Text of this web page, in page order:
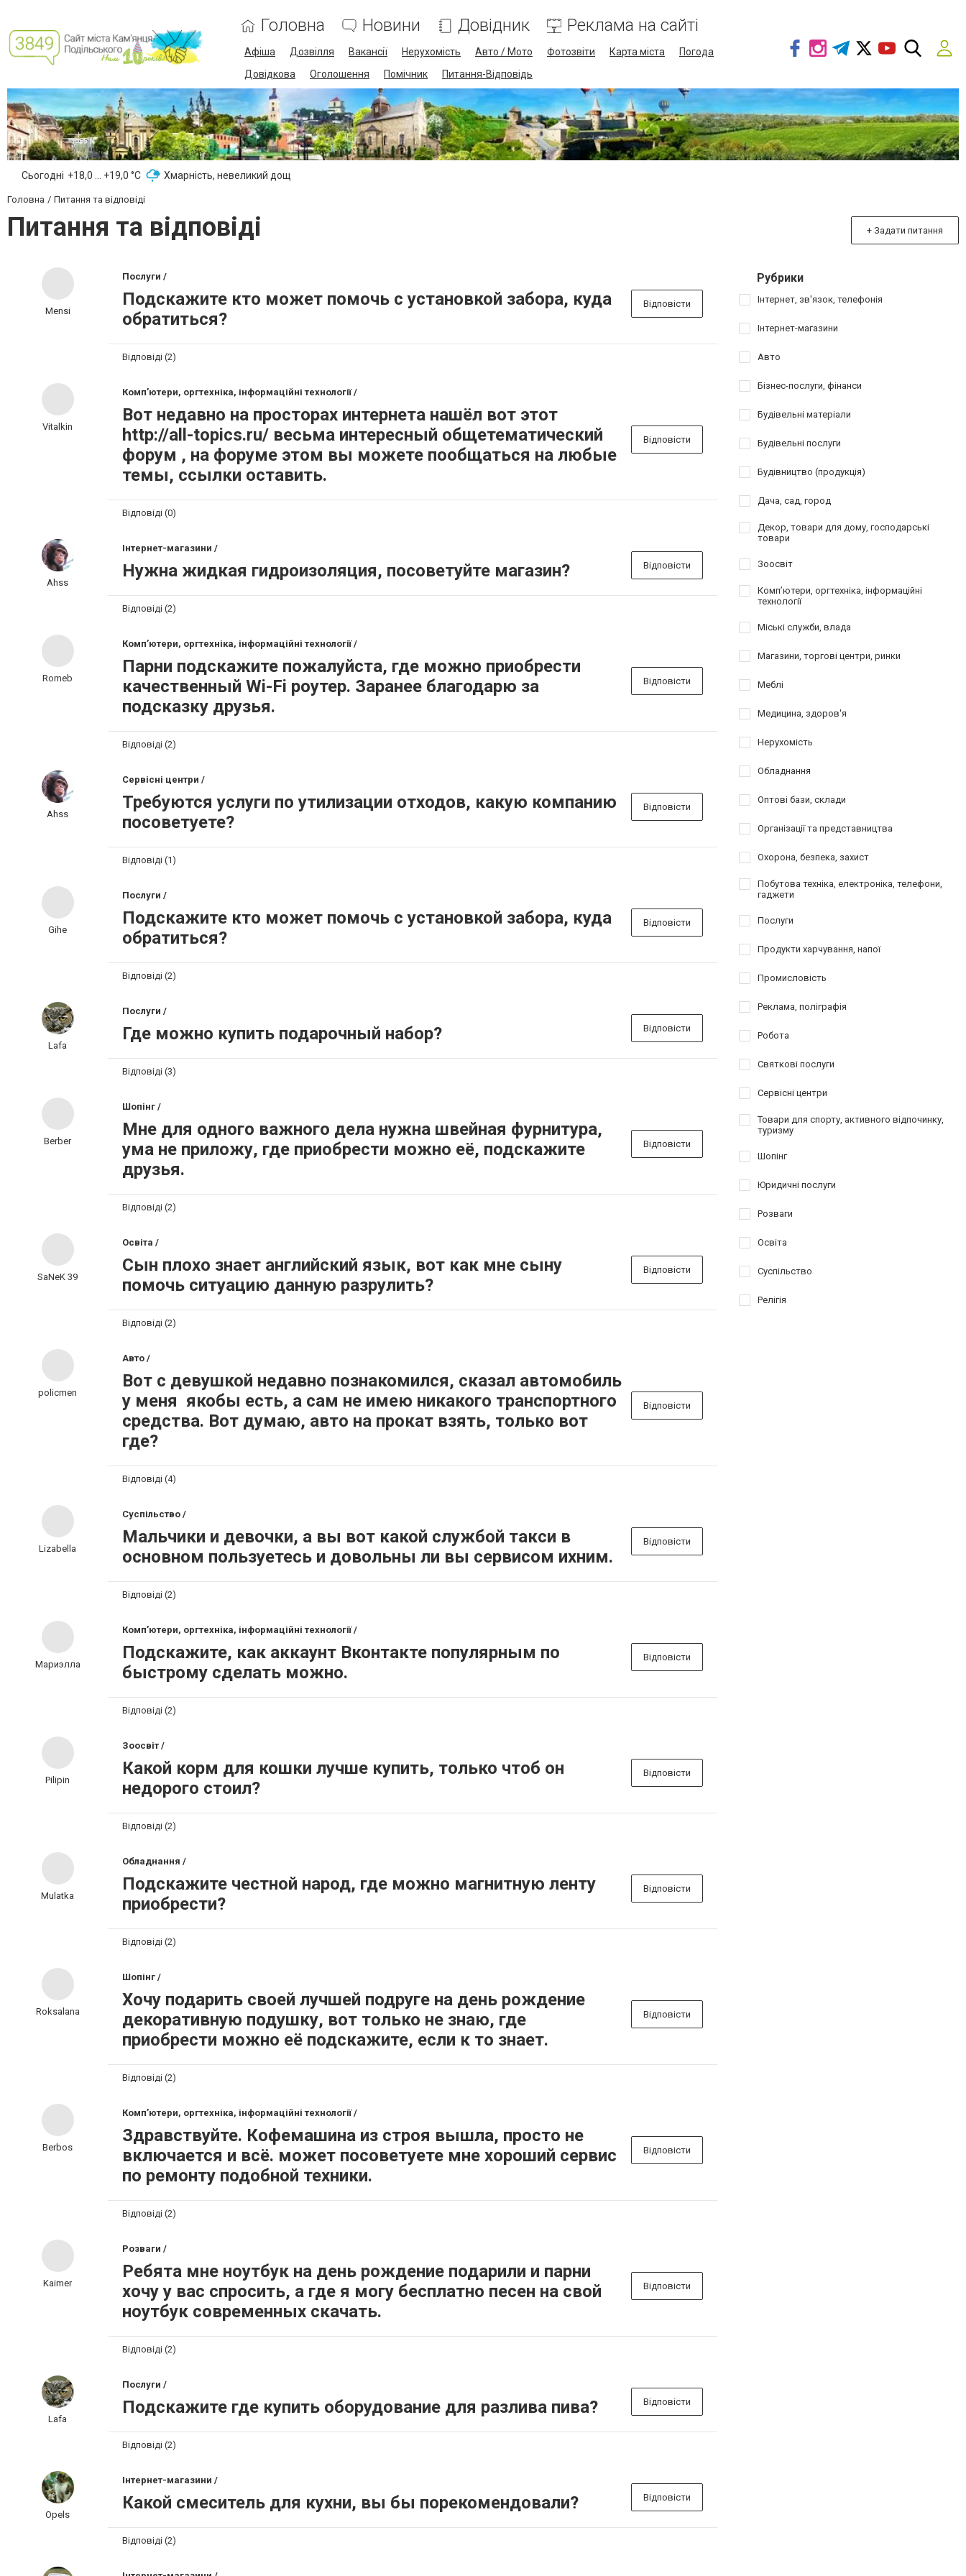
Головна Новини Довідник Реклама на сайті
Афіша Дозвілля Вакансії Нерухомість Авто / Мото Фотозвіти Карта міста
Погода
Довідкова
Оголошення Помічник Питання-Відповідь
Сьогодні +18,0 ... +19,0 °С Хмарність, невеликий дощ
Головна Питання та відповіді
Питання та відповіді + Задати питання
Mensi
Послуги /
Подскажите кто может помочь с установкой забора, куда
обратиться?
Відповісти
Відповіді (2)
Vitalkin
Комп’ютери, оргтехніка, інформаційні технології /
Вот недавно на просторах интернета нашёл вот этот
http://all-topics.ru/ весьма интересный общетематический
форум , на форуме этом вы можете пообщаться на любые
темы, ссылки оставить.
Відповісти
Відповіді (0)
Ahss
Інтернет-магазини /
Нужна жидкая гидроизоляция, посоветуйте магазин? Відповісти
Відповіді (2)
Romeb
Комп’ютери, оргтехніка, інформаційні технології /
Парни подскажите пожалуйста, где можно приобрести
качественный Wi-Fi роутер. Заранее благодарю за
подсказку друзья.
Відповісти
Відповіді (2)
Ahss
Сервісні центри /
Требуются услуги по утилизации отходов, какую компанию
посоветуете?
Відповісти
Відповіді (1)
Gihe
Послуги /
Подскажите кто может помочь с установкой забора, куда
обратиться?
Відповісти
Відповіді (2)
Lafa
Послуги /
Где можно купить подарочный набор? Відповісти
Відповіді (3)
Berber
Шопінг /
Мне для одного важного дела нужна швейная фурнитура,
ума не приложу, где приобрести можно её, подскажите
друзья.
Відповісти
Відповіді (2)
SaNeK 39
Освіта /
Сын плохо знает английский язык, вот как мне сыну
помочь ситуацию данную разрулить?
Відповісти
Відповіді (2)
policmen
Авто /
Вот с девушкой недавно познакомился, сказал автомобиль
у меня якобы есть, а сам не имею никакого транспортного
средства. Вот думаю, авто на прокат взять, только вот
где?
Відповісти
Відповіді (4)
Lizabella
Суспільство /
Мальчики и девочки, а вы вот какой службой такси в
основном пользуетесь и довольны ли вы сервисом ихним.
Відповісти
Відповіді (2)
Мариэлла
Комп’ютери, оргтехніка, інформаційні технології /
Подскажите, как аккаунт Вконтакте популярным по
быстрому сделать можно.
Відповісти
Відповіді (2)
Pilipin
Зоосвіт /
Какой корм для кошки лучше купить, только чтоб он
недорого стоил?
Відповісти
Відповіді (2)
Mulatka
Обладнання /
Подскажите честной народ, где можно магнитную ленту
приобрести?
Відповісти
Відповіді (2)
Roksalana
Шопінг /
Хочу подарить своей лучшей подруге на день рождение
декоративную подушку, вот только не знаю, где
приобрести можно её подскажите, если к то знает.
Відповісти
Відповіді (2)
Berbos
Комп’ютери, оргтехніка, інформаційні технології /
Здравствуйте. Кофемашина из строя вышла, просто не
включается и всё. может посоветуете мне хороший сервис
по ремонту подобной техники.
Відповісти
Відповіді (2)
Kaimer
Розваги /
Ребята мне ноутбук на день рождение подарили и парни
хочу у вас спросить, а где я могу бесплатно песен на свой
ноутбук современных скачать.
Відповісти
Відповіді (2)
Lafa
Послуги /
Подскажите где купить оборудование для разлива пива? Відповісти
Відповіді (2)
Opels
Інтернет-магазини /
Какой смеситель для кухни, вы бы порекомендовали? Відповісти
Відповіді (2)
Рубрики
Інтернет, зв'язок, телефонія
Інтернет-магазини
Авто
Бізнес-послуги, фінанси
Будівельні матеріали
Будівельні послуги
Будівництво (продукція)
Дача, сад, город
Декор, товари для дому, господарські
товари
Зоосвіт
Комп’ютери, оргтехніка, інформаційні
технології
Міські служби, влада
Магазини, торгові центри, ринки
Меблі
Медицина, здоров'я
Нерухомість
Обладнання
Оптові бази, склади
Організації та представництва
Охорона, безпека, захист
Побутова техніка, електроніка, телефони,
гаджети
Послуги
Продукти харчування, напої
Промисловість
Реклама, поліграфія
Робота
Святкові послуги
Сервісні центри
Товари для спорту, активного відпочинку,
туризму
Шопінг
Юридичні послуги
Розваги
Освіта
Суспільство
Релігія